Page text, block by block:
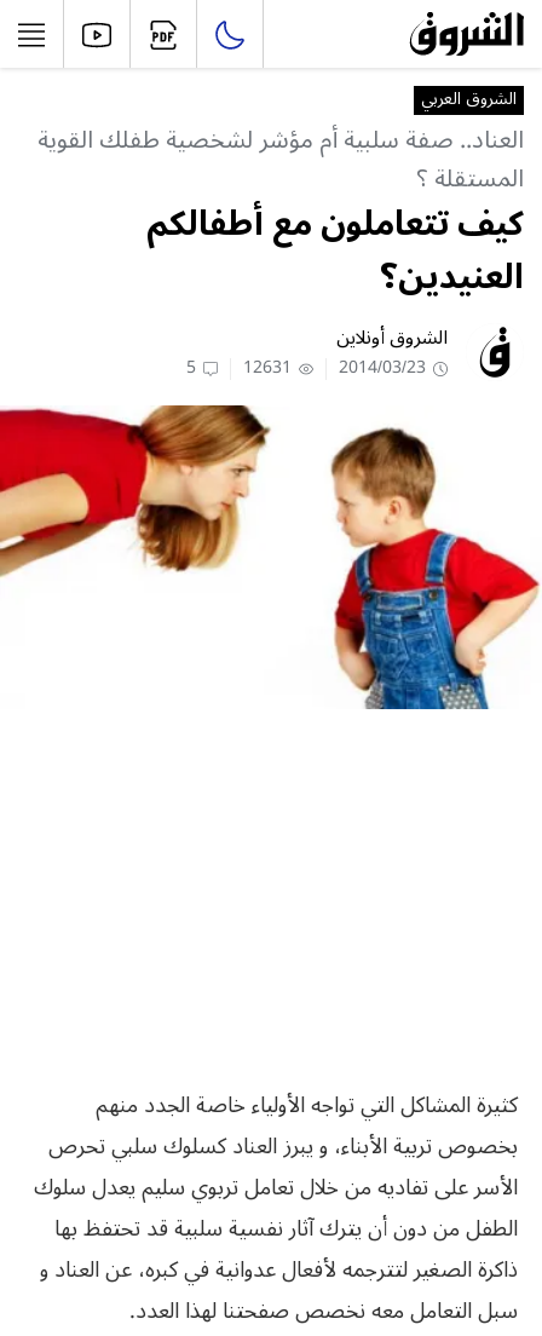
الشروق العربي
العناد.. صفة سلبية أم مؤشر لشخصية طفلك القوية
المستقلة ؟
كيف تتعاملون مع أطفالكم
العنيدين؟
الشروق أونلاين
2014/03/23
12631
5
كثيرة المشاكل التي تواجه الأولياء خاصة الجدد منهم
بخصوص تربية الأبناء، و يبرز العناد كسلوك سلبي تحرص
الأسر على تفاديه من خلال تعامل تربوي سليم يعدل سلوك
الطفل من دون أن يترك آثار نفسية سلبية قد تحتفظ بها
ذاكرة الصغير لتترجمه لأفعال عدوانية في كبره، عن العناد و
سبل التعامل معه نخصص صفحتنا لهذا العدد.